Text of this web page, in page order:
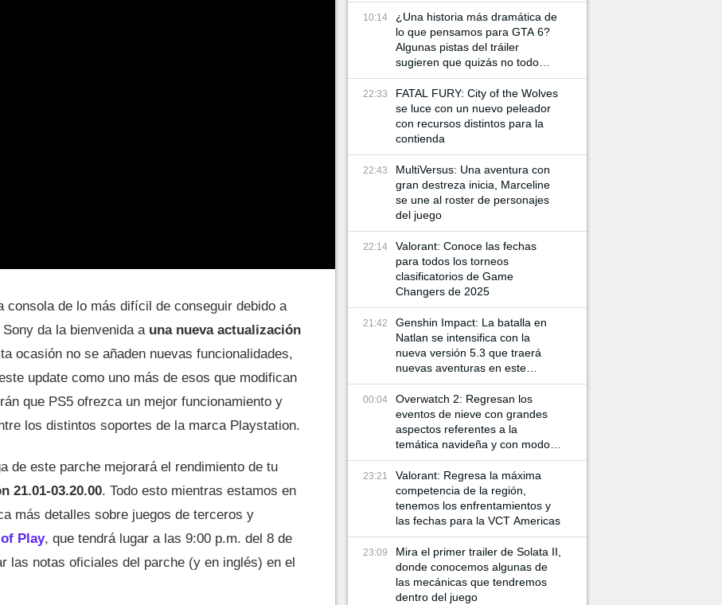
consola de lo más difícil de conseguir debido a
da la bienvenida a una nueva actualización
ocasión no se añaden nuevas funcionalidades,
update como uno más de esos que modifican
que PS5 ofrezca un mejor funcionamiento y
los distintos soportes de la marca Playstation.
de este parche mejorará el rendimiento de tu
21.01-03.20.00. Todo esto mientras estamos en
más detalles sobre juegos de terceros y
Play, que tendrá lugar a las 9:00 p.m. del 8 de
las notas oficiales del parche (y en inglés) en el
10:14
¿Una historia más dramática de
lo que pensamos para GTA 6?
Algunas pistas del tráiler
sugieren que quizás no todo
vaya tan bien entre Lucía y su
pareja
22:33
FATAL FURY: City of the Wolves
se luce con un nuevo peleador
con recursos distintos para la
contienda
22:43
MultiVersus: Una aventura con
gran destreza inicia, Marceline
se une al roster de personajes
del juego
22:14
Valorant: Conoce las fechas
para todos los torneos
clasificatorios de Game
Changers de 2025
21:42
Genshin Impact: La batalla en
Natlan se intensifica con la
nueva versión 5.3 que traerá
nuevas aventuras en este
mundo
00:04
Overwatch 2: Regresan los
eventos de nieve con grandes
aspectos referentes a la
temática navideña y con modos
de juego especiales
23:21
Valorant: Regresa la máxima
competencia de la región,
tenemos los enfrentamientos y
las fechas para la VCT Americas
23:09
Mira el primer trailer de Solata II,
donde conocemos algunas de
las mecánicas que tendremos
dentro del juego